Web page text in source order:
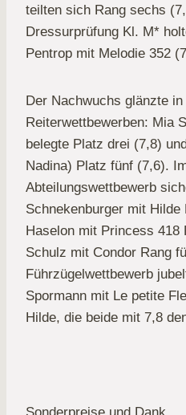
teilten sich Rang sechs
Dressurprüfung Kl. M*
Pentrop mit Melodie 352
Der Nachwuchs glänzte in
Reiterwettbewerben: Mia
belegte Platz drei (7,8)
Nadina) Platz fünf (7,6).
Abteilungswettbewerb
Schnekenburger mit
Haselon mit Princess
Schulz mit Condor Rang
Führzügelwettbewerb
Spormann mit Le petite
Hilde, die beide mit 7,8
Sonderpreise und Dank